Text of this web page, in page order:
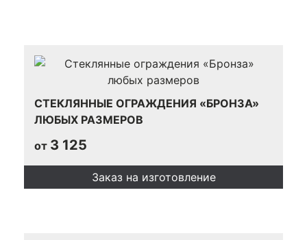
СТЕКЛЯННЫЕ ОГРАЖДЕНИЯ «БРОНЗА»
ЛЮБЫХ РАЗМЕРОВ
от 3 125
Заказ на изготовление